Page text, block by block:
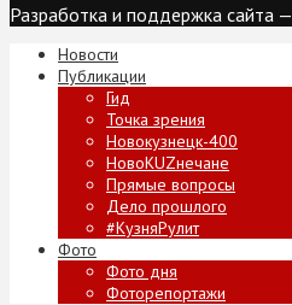
Разработка и поддержка сайта —
Новости
Публикации
Гид
Точка зрения
Новокузнецк-400
НовоKUZнечане
Прямые вопросы
Дело прошлого
#КузняРулит
Фото
Фото дня
Фоторепортажи